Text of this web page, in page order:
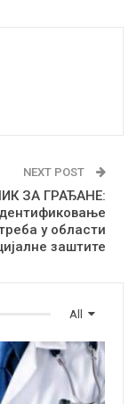
NEXT POST
ЗА ГРАЂАНЕ:
у области
заштите
All